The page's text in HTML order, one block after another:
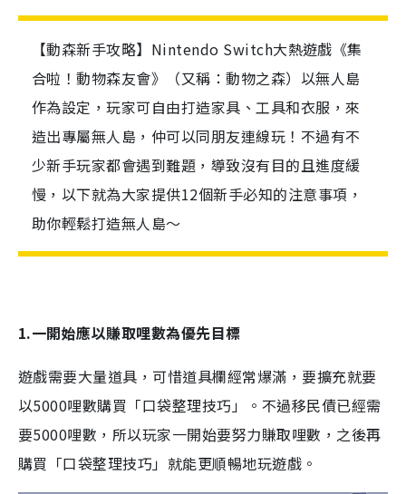
【動森新手攻略】Nintendo Switch大熱遊戲《集
合啦！動物森友會》（又稱：動物之森）以無人島
作為設定，玩家可自由打造家具、工具和衣服，來
造出專屬無人島，仲可以同朋友連線玩！不過有不
少新手玩家都會遇到難題，導致沒有目的且進度緩
慢，以下就為大家提供12個新手必知的注意事項，
助你輕鬆打造無人島～
1.一開始應以賺取哩數為優先目標
遊戲需要大量道具，可惜道具欄經常爆滿，要擴充就要
以5000哩數購買「口袋整理技巧」。不過移民債已經需
要5000哩數，所以玩家一開始要努力賺取哩數，之後再
購買「口袋整理技巧」就能更順暢地玩遊戲。